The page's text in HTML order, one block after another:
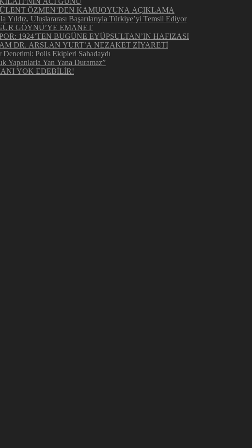
ÖZMEN’DEN KAMUOYUNA AÇIKLAMA
Yıldız, Uluslararası Başarılarıyla Türkiye’yi Temsil Ediyor
GÖYNÜ’YE EMANET
1924’TEN BUGÜNE EYÜPSULTAN’IN HAFIZASI
DR. ARSLAN YURT’A NEZAKET ZİYARETİ
Polis Ekipleri Sahadaydı
Yapanlarla Yan Yana Duramaz”
YOK EDEBİLİR!